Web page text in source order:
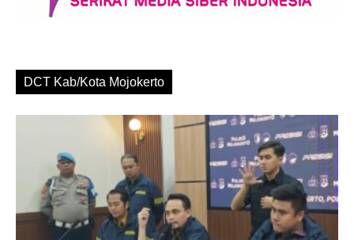
DCT Kab/Kota Mojokerto